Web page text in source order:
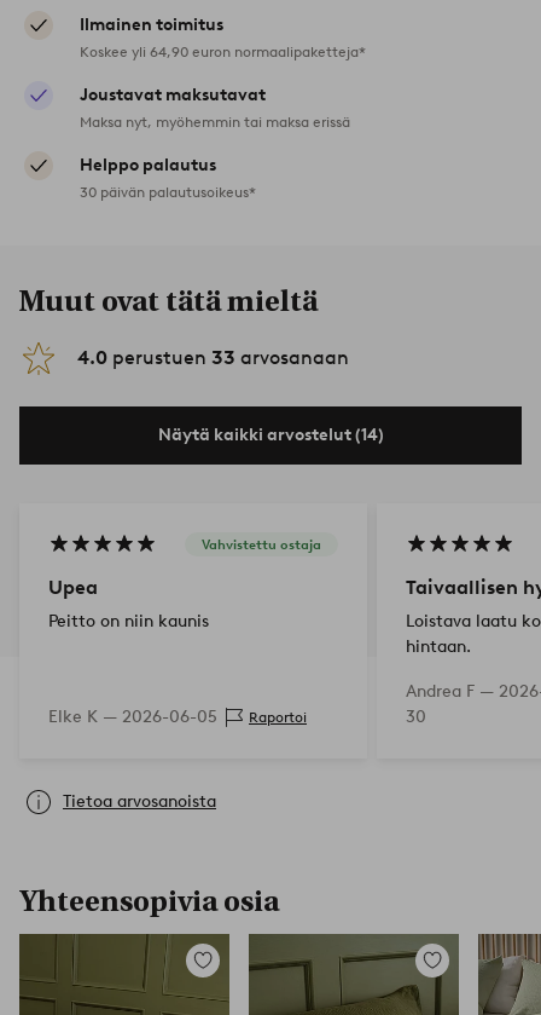
Ilmainen toimitus
Koskee yli 64,90 euron normaalipaketteja*
Joustavat maksutavat
Maksa nyt, myöhemmin tai maksa erissä
Helppo palautus
30 päivän palautusoikeus*
Muut ovat tätä mieltä
4.0 perustuen 33 arvosanaan
Näytä kaikki arvostelut (14)
Vahvistettu ostaja
Upea
Peitto on niin kaunis
Elke K — 2026-06-05 Raportoi
Taivaallisen
Loistava laatu
hintaan.
Andrea F —
30
Tietoa arvosanoista
Yhteensopivia osia
Lisää
Lisää
suosikkeihin